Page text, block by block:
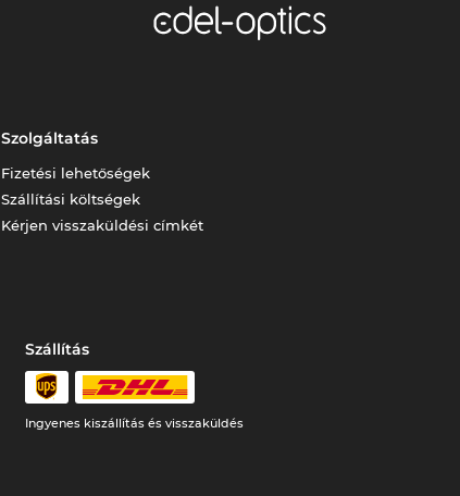
Szolgáltatás
Fizetési lehetőségek
Szállítási költségek
Kérjen visszaküldési címkét
Szállítás
Ingyenes kiszállítás és visszaküldés